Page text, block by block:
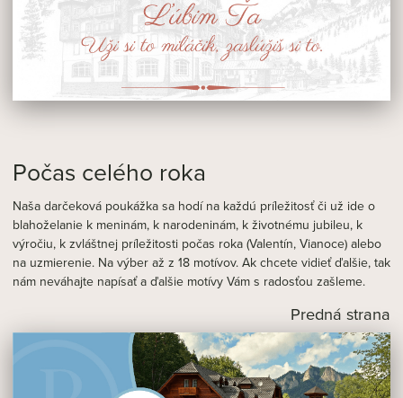
Počas celého roka
Naša darčeková poukážka sa hodí na každú príležitosť či už ide o
blahoželanie k meninám, k narodeninám, k životnému jubileu, k
výročiu, k zvláštnej príležitosti počas roka (Valentín, Vianoce) alebo
na uzmierenie. Na výber až z 18 motívov. Ak chcete vidieť ďalšie, tak
nám neváhajte napísať a ďalšie motívy Vám s radosťou zašleme.
Predná strana